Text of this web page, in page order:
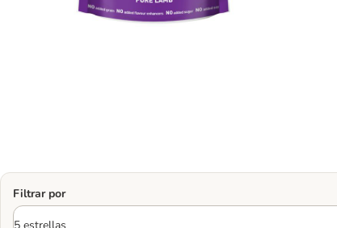
Filtrar por